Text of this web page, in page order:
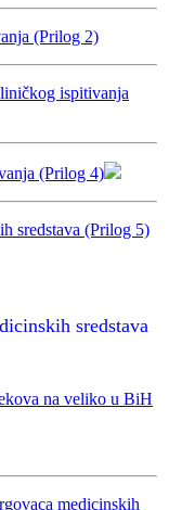
(Prilog 2)
ispitivanja
(Prilog 4)
sredstava (Prilog 5)
sredstava
na veliko u BiH
medicinskih